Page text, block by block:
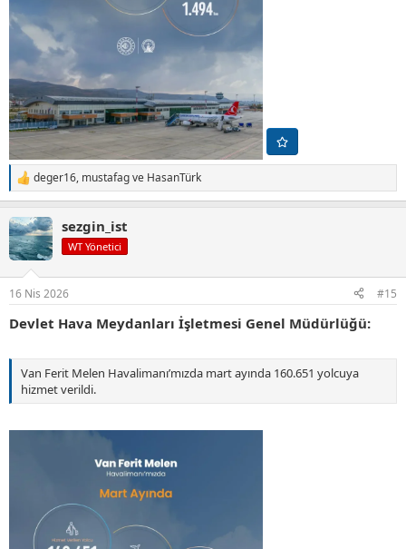
T
e
k
i
l
:
deger16, mustafagve HasanTürk
sezgin_ist
WT Yönetici
16 Nis 2026 #15
Devlet Hava Meydanları İşletmesi Genel Müdürlüğü:
Van Ferit Melen Havalimanı’mızda mart ayında 160.651 yolcuya
hizmet verildi.